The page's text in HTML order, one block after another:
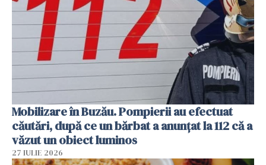
Mobilizare în Buzău. Pompierii au efectuat
căutări, după ce un bărbat a anunțat la 112 că a
văzut un obiect luminos
27 IULIE 2026